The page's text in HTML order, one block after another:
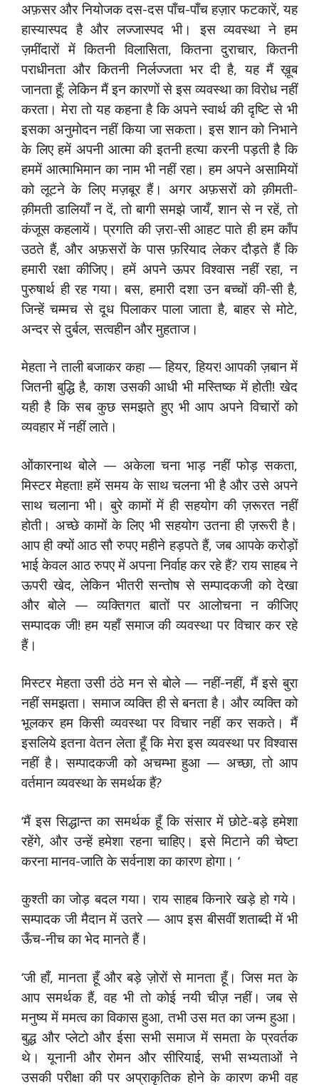
अफ़सर और नियोजक दस-दस पाँच-पाँच हज़ार फटकारें, यह
हास्यास्पद है और लज्जास्पद भी। इस व्यवस्था ने हम
ज़मींदारों में कितनी विलासिता, कितना दुराचार, कितनी
पराधीनता और कितनी निर्लज्जता भर दी है, यह मैं ख़ूब
जानता हूँ; लेकिन मैं इन कारणों से इस व्यवस्था का विरोध नहीं
करता। मेरा तो यह कहना है कि अपने स्वार्थ की दृष्टि से भी
इसका अनुमोदन नहीं किया जा सकता। इस शान को निभाने
के लिए हमें अपनी आत्मा की इतनी हत्या करनी पड़ती है कि
हममें आत्माभिमान का नाम भी नहीं रहा। हम अपने असामियों
को लूटने के लिए मज़बूर हैं। अगर अफ़सरों को क़ीमती-
क़ीमती डालियाँ न दें, तो बागी समझे जायँ, शान से न रहें, तो
कंजूस कहलायें। प्रगति की ज़रा-सी आहट पाते ही हम काँप
उठते हैं, और अफ़सरों के पास फ़रियाद लेकर दौड़ते हैं कि
हमारी रक्षा कीजिए। हमें अपने ऊपर विश्वास नहीं रहा, न
पुरुषार्थ ही रह गया। बस, हमारी दशा उन बच्चों की-सी है,
जिन्हें चम्मच से दूध पिलाकर पाला जाता है, बाहर से मोटे,
अन्दर से दुर्बल, सत्वहीन और मुहताज।
मेहता ने ताली बजाकर कहा — हियर, हियर! आपकी ज़बान में
जितनी बुद्धि है, काश उसकी आधी भी मस्तिष्क में होती! खेद
यही है कि सब कुछ समझते हुए भी आप अपने विचारों को
व्यवहार में नहीं लाते।
ओंकारनाथ बोले — अकेला चना भाड़ नहीं फोड़ सकता,
मिस्टर मेहता! हमें समय के साथ चलना भी है और उसे अपने
साथ चलाना भी। बुरे कामों में ही सहयोग की ज़रूरत नहीं
होती। अच्छे कामों के लिए भी सहयोग उतना ही ज़रूरी है।
आप ही क्यों आठ सौ रुपए महीने हड़पते हैं, जब आपके करोड़ों
भाई केवल आठ रुपए में अपना निर्वाह कर रहे हैं? राय साहब ने
ऊपरी खेद, लेकिन भीतरी सन्तोष से सम्पादकजी को देखा
और बोले — व्यक्तिगत बातों पर आलोचना न कीजिए
सम्पादक जी! हम यहाँ समाज की व्यवस्था पर विचार कर रहे
हैं।
मिस्टर मेहता उसी ठंठे मन से बोले — नहीं-नहीं, मैं इसे बुरा
नहीं समझता। समाज व्यक्ति ही से बनता है। और व्यक्ति को
भूलकर हम किसी व्यवस्था पर विचार नहीं कर सकते। मैं
इसलिये इतना वेतन लेता हूँ कि मेरा इस व्यवस्था पर विश्वास
नहीं है। सम्पादकजी को अचम्भा हुआ — अच्छा, तो आप
वर्तमान व्यवस्था के समर्थक हैं?
‘मैं इस सिद्धान्त का समर्थक हूँ कि संसार में छोटे-बड़े हमेशा
रहेंगे, और उन्हें हमेशा रहना चाहिए। इसे मिटाने की चेष्टा
करना मानव-जाति के सर्वनाश का कारण होगा। ‘
कुश्ती का जोड़ बदल गया। राय साहब किनारे खड़े हो गये।
सम्पादक जी मैदान में उतरे — आप इस बीसवीं शताब्दी में भी
ऊँच-नीच का भेद मानते हैं।
‘जी हाँ, मानता हूँ और बड़े ज़ोरों से मानता हूँ। जिस मत के
आप समर्थक हैं, वह भी तो कोई नयी चीज़ नहीं। जब से
मनुष्य में ममत्व का विकास हुआ, तभी उस मत का जन्म हुआ।
बुद्ध और प्लेटो और ईसा सभी समाज में समता के प्रवर्तक
थे। यूनानी और रोमन और सीरियाई, सभी सभ्यताओं ने
उसकी परीक्षा की पर अप्राकृतिक होने के कारण कभी वह